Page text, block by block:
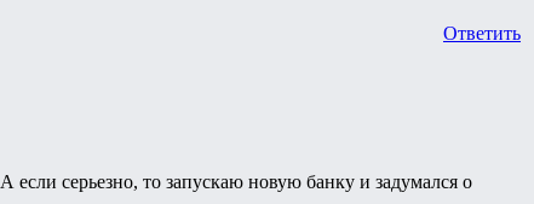
Ответить
А если серьезно, то запускаю новую банку и задумался о